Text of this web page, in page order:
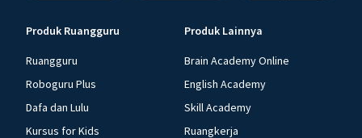
Produk Ruangguru
Ruangguru
Roboguru Plus
Dafa dan Lulu
Kursus for Kids
Produk Lainnya
Brain Academy Online
English Academy
Skill Academy
Ruangkerja